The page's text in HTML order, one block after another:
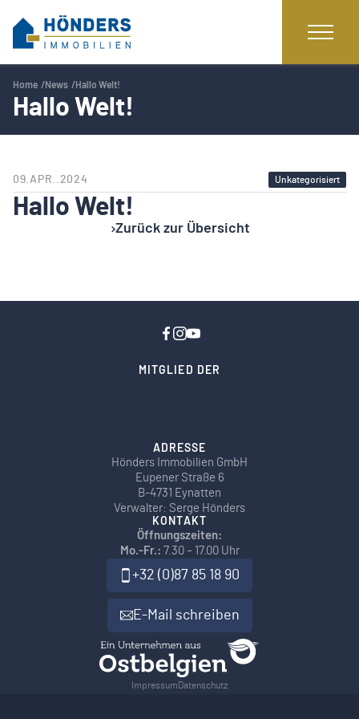
Home News Hallo Welt!
Hallo Welt!
09.APR..2024 Unkategorisiert
Hallo Welt!
Zurück zur Übersicht
MITGLIED DER
ADRESSE
Hönders Immobilien GmbH
Eupener Straße 6
B-4731 Eynatten
Verwalter: Serge Hönders
KONTAKT
Öffnungszeiten:
Mo.-Fr.: 7.30 – 17.00 Uhr
+32 (0)87 85 18 90
E-Mail schreiben
Impressum Datenschutz